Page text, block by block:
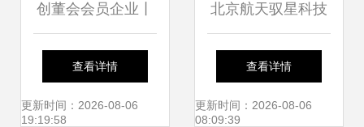
创董会会员企业丨
5g点燃数字经济,数
知科技受邀参加
查看详情
更新时间：2026-08-06
19:19:58
北京航天驭星科技
信息技术咨询服务
引领企业数字化转
查看详情
更新时间：2026-08-06
08:09:39